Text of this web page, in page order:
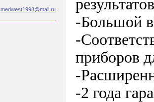
medwest1998@mail.ru
результатов
-Большой
-
приборов
-
-2 года